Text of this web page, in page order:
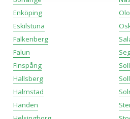
information om din användning
partners. För att ändra vilka
klickar du på Anpassa. Du kan
inställningar för cookies.
Enköping
Eskilstuna
Falkenberg
Falun
Finspång
Hallsberg
Halmstad
Handen